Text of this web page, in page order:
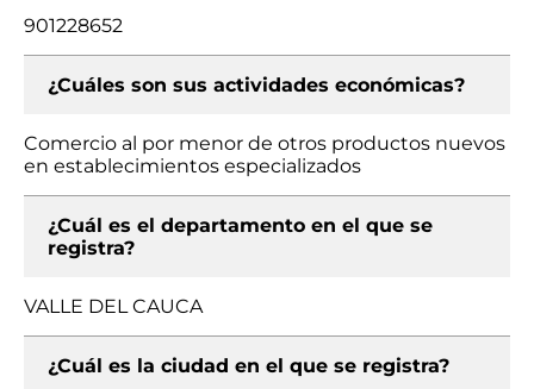
901228652
¿Cuáles son sus actividades económicas?
Comercio al por menor de otros productos nuevos
en establecimientos especializados
¿Cuál es el departamento en el que se
registra?
VALLE DEL CAUCA
¿Cuál es la ciudad en el que se registra?